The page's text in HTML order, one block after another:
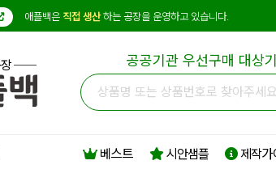
애플백은 직접 생산하는 공장을 운영하고 있습니다.
공공기관 우선구매 대상
베스트 시안샘플 제작가